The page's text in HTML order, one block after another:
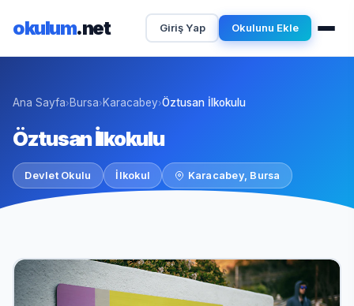
okulum.net Giriş Yap Okulunu Ekle
Ana Sayfa› Bursa› Karacabey›Öztusan İlkokulu
Öztusan İlkokulu
Devlet Okulu İlkokul Karacabey, Bursa